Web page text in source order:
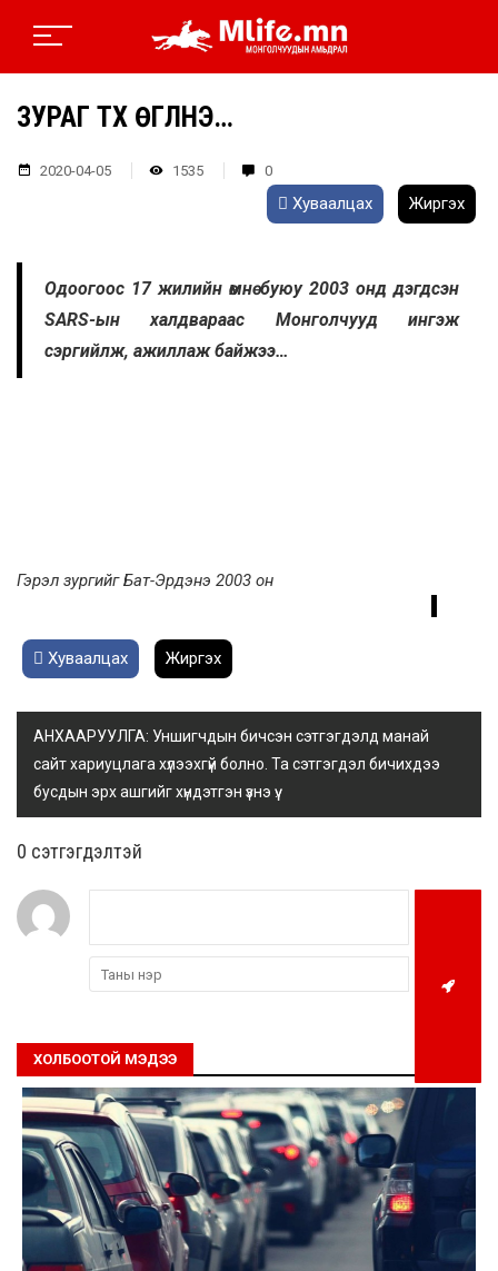
ЗУРАГ ТҮҮХ ӨГҮҮЛНЭ…
2020-04-05 1535 0
Хуваалцах Жиргэх
Одоогоос 17 жилийн өмнө буюу 2003 онд дэгдсэн
SARS-ын халдвараас Монголчууд ингэж
сэргийлж, ажиллаж байжээ…
Гэрэл зургийг Бат-Эрдэнэ 2003 он
Хуваалцах Жиргэх
АНХААРУУЛГА: Уншигчдын бичсэн сэтгэгдэлд манай
сайт хариуцлага хүлээхгүй болно. Та сэтгэгдэл бичихдээ
бусдын эрх ашгийг хүндэтгэн үзнэ үү.
0 cэтгэгдэлтэй
ХОЛБООТОЙ МЭДЭЭ